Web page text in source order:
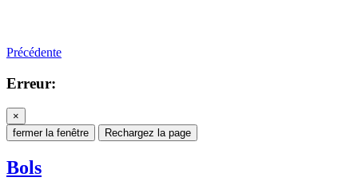
Précédente
Erreur:
×
fermer la fenêtre
Rechargez la page
Bols